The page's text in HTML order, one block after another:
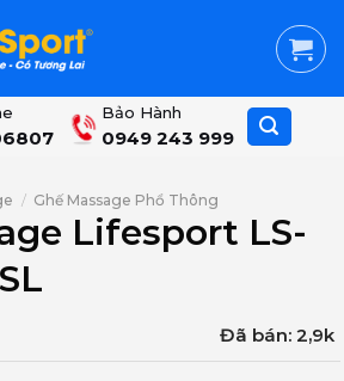
Bảo Hành
0949 243 999
/ Ghế Massage Phổ Thông
Lifesport LS-
Đã bán: 2,9k